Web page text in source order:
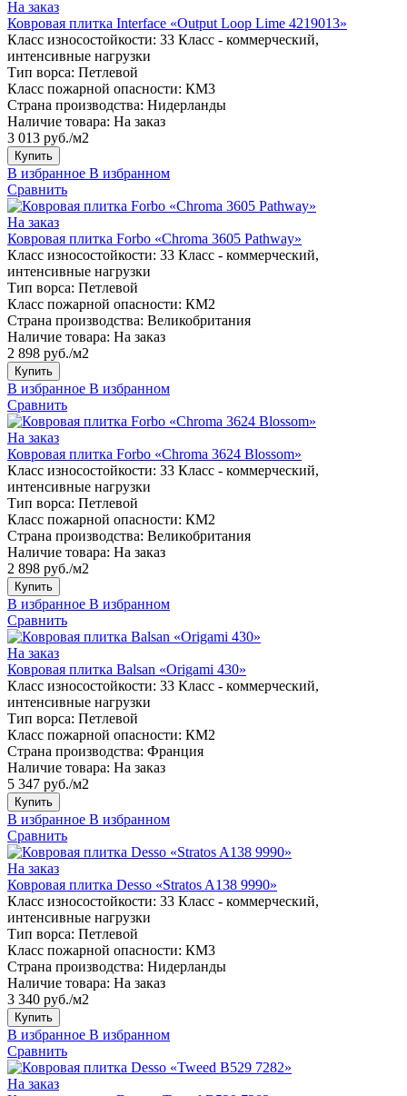
На заказ
Ковровая плитка Interface «Output Loop Lime 4219013»
Класс износостойкости: 33 Класс - коммерческий,
интенсивные нагрузки
Тип ворса: Петлевой
Класс пожарной опасности: КМ3
Страна производства: Нидерланды
Наличие товара: На заказ
3 013 руб./м2
Купить
В избранное В избранном
Сравнить
На заказ
Ковровая плитка Forbo «Chroma 3605 Pathway»
Класс износостойкости: 33 Класс - коммерческий,
интенсивные нагрузки
Тип ворса: Петлевой
Класс пожарной опасности: КМ2
Страна производства: Великобритания
Наличие товара: На заказ
2 898 руб./м2
Купить
В избранное В избранном
Сравнить
На заказ
Ковровая плитка Forbo «Chroma 3624 Blossom»
Класс износостойкости: 33 Класс - коммерческий,
интенсивные нагрузки
Тип ворса: Петлевой
Класс пожарной опасности: КМ2
Страна производства: Великобритания
Наличие товара: На заказ
2 898 руб./м2
Купить
В избранное В избранном
Сравнить
На заказ
Ковровая плитка Balsan «Origami 430»
Класс износостойкости: 33 Класс - коммерческий,
интенсивные нагрузки
Тип ворса: Петлевой
Класс пожарной опасности: КМ2
Страна производства: Франция
Наличие товара: На заказ
5 347 руб./м2
Купить
В избранное В избранном
Сравнить
На заказ
Ковровая плитка Desso «Stratos A138 9990»
Класс износостойкости: 33 Класс - коммерческий,
интенсивные нагрузки
Тип ворса: Петлевой
Класс пожарной опасности: КМ3
Страна производства: Нидерланды
Наличие товара: На заказ
3 340 руб./м2
Купить
В избранное В избранном
Сравнить
На заказ